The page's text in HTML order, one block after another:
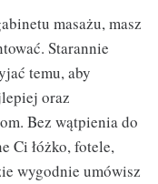
masażu, masz
Starannie
temu, aby
oraz
Bez wątpienia do
Ci łóżko, fotele,
wygodnie umówisz